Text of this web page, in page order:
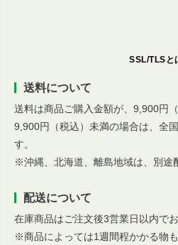
SSL/TLSと
送料について
送料は商品ご購入金額が、9,900円
9,900円（税込）未満の場合は、全
す。
※沖縄、北海道、離島地域は、別途
配送について
在庫商品はご注文後3営業日以内で
※商品によっては1週間程かかる物も